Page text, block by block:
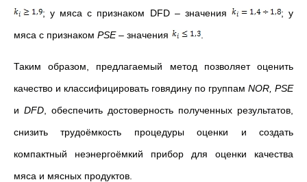
; у мяса с признаком DFD – значения
; у
мяса с признаком PSE– значения
Таким образом, предлагаемый метод позволяет оценить
качество и классифицировать говядину по группам NOR PSE
и DFD , обеспечить достоверность полученных результатов,
снизить трудоёмкость процедуры оценки и создать
компактный неэнергоёмкий прибор для оценки качества
мяса и мясных продуктов.